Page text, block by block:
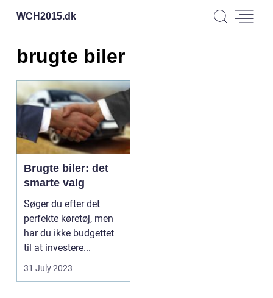
WCH2015.dk
brugte biler
Brugte biler: det
smarte valg
Søger du efter det
perfekte køretøj, men
har du ikke budgettet
til at investere...
31 July 2023